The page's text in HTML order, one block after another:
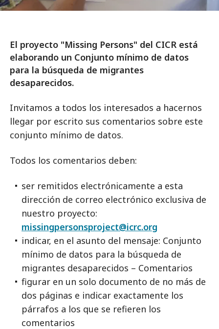
El proyecto "Missing Persons" del CICR está
elaborando un Conjunto mínimo de datos
para la búsqueda de migrantes
desaparecidos.
Invitamos a todos los interesados a hacernos
llegar por escrito sus comentarios sobre este
conjunto mínimo de datos.
Todos los comentarios deben:
ser remitidos electrónicamente a esta
dirección de correo electrónico exclusiva de
nuestro proyecto:
missingpersonsproject@icrc.org
indicar, en el asunto del mensaje: Conjunto
mínimo de datos para la búsqueda de
migrantes desaparecidos – Comentarios
figurar en un solo documento de no más de
dos páginas e indicar exactamente los
párrafos a los que se refieren los
comentarios